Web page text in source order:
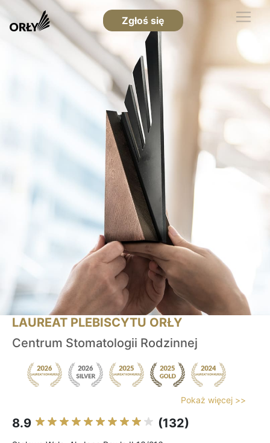
Zgłoś się
LAUREAT PLEBISCYTU ORŁY
Centrum Stomatologii Rodzinnej
Pokaż więcej >>
8.9 (132)